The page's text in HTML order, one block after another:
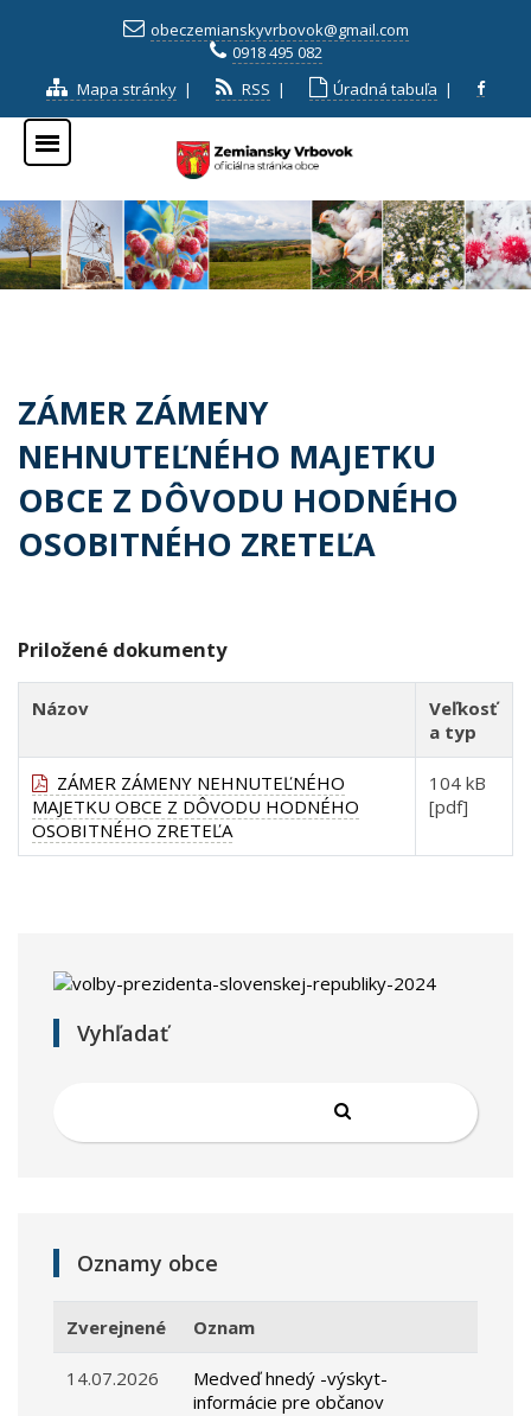
obeczemianskyvrbovok@gmail.com
0918 495 082
Mapa stránky | RSS | Úradná tabuľa |
ZÁMER ZÁMENY
NEHNUTEĽNÉHO MAJETKU
OBCE Z DÔVODU HODNÉHO
OSOBITNÉHO ZRETEĽA
Priložené dokumenty
Názov
Veľkosť
a typ
ZÁMER ZÁMENY NEHNUTEĽNÉHO
MAJETKU OBCE Z DÔVODU HODNÉHO
OSOBITNÉHO ZRETEĽA
104 kB
[pdf]
Vyhľadať
Oznamy obce
Zverejnené Oznam
14.07.2026
Medveď hnedý -výskyt-
informácie pre občanov